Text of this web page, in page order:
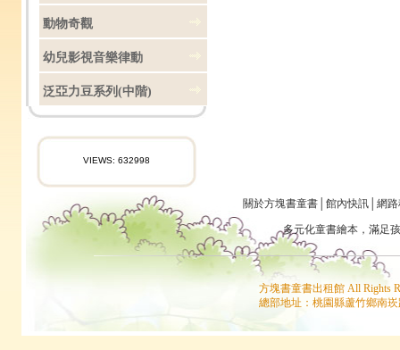
動物奇觀
幼兒影視音樂律動
泛亞力豆系列(中階)
VIEWS: 632998
關於方塊書童書 館內快訊 網
多元化童書繪本 ，滿足
方塊書童書出租館 All Rights
總部地址：桃園縣蘆竹鄉南